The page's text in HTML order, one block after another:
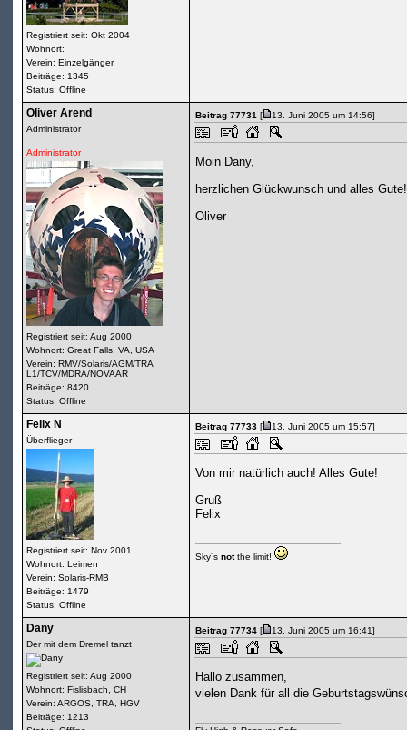
Registriert seit: Okt 2004
Wohnort:
Verein: Einzelgänger
Beiträge: 1345
Status: Offline
Oliver Arend
Administrator
Administrator
Registriert seit: Aug 2000
Wohnort: Great Falls, VA, USA
Verein: RMV/Solaris/AGM/TRA
L1/TCV/MDRA/NOVAAR
Beiträge: 8420
Status: Offline
Beitrag 77731[ 13. Juni 2005 um 14:56]
Moin Dany,
herzlichen Glückwunsch und alles Gute!
Oliver
Felix N
Überflieger
Registriert seit: Nov 2001
Wohnort: Leimen
Verein: Solaris-RMB
Beiträge: 1479
Status: Offline
Beitrag 77733[ 13. Juni 2005 um 15:57]
Von mir natürlich auch! Alles Gute!
Gruß
Felix
Sky´s notthe limit!
Dany
Der mit dem Dremel tanzt
Registriert seit: Aug 2000
Wohnort: Fislisbach, CH
Verein: ARGOS, TRA, HGV
Beiträge: 1213
Beitrag 77734[ 13. Juni 2005 um 16:41]
Hallo zusammen,
vielen Dank für all die